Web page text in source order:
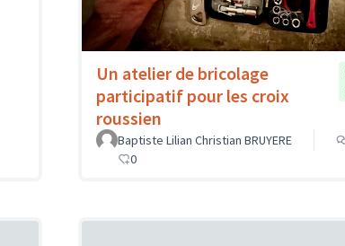
Un atelier de bricolage
participatif pour les croix
roussien
Baptiste Lilian Christian BRUYERE
0